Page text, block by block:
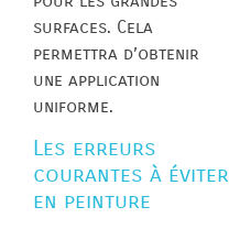
surfaces. Cela
permettra d’obtenir
une application
uniforme.
Les erreurs
courantes à éviter
en peinture